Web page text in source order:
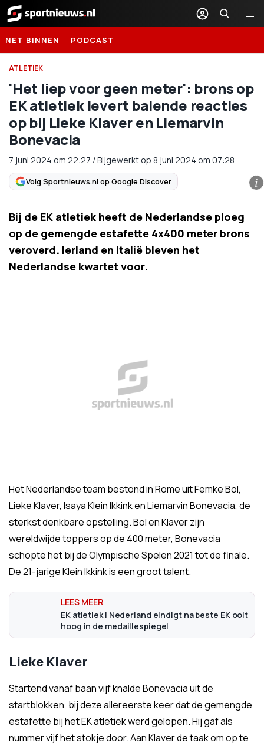
Sportnieuws.nl
NET BINNEN PODCAST
ATLETIEK
'Het liep voor geen meter': brons op
EK atletiek levert balende reacties
op bij Lieke Klaver en Liemarvin
Bonevacia
7 juni 2024 om 22:27 /Bijgewerkt op 8 juni 2024 om 07:28
Volg Sportnieuws.nl op Google Discover i
Bij de EK atletiek heeft de Nederlandse ploeg
op de gemengde estafette 4x400 meter brons
veroverd. Ierland en Italië bleven het
Nederlandse kwartet voor.
Het Nederlandse team bestond in Rome uit Femke Bol,
Lieke Klaver, Isaya Klein Ikkink en Liemarvin Bonevacia, de
sterkst denkbare opstelling. Bol en Klaver zijn
wereldwijde toppers op de 400 meter, Bonevacia
schopte het bij de Olympische Spelen 2021 tot de finale.
De 21-jarige Klein Ikkink is een groot talent.
EK atletiek | Nederland eindigt na beste EK ooit
hoog in de medaillespiegel
Lieke Klaver
Startend vanaf baan vijf knalde Bonevacia uit de
startblokken, bij deze allereerste keer dat de gemengde
estafette bij het EK atletiek werd gelopen. Hij gaf als
nummer vijf het stokje door. Aan Klaver de taak om op te